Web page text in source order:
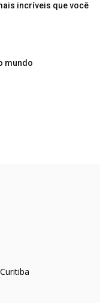
incríveis que você
mundo